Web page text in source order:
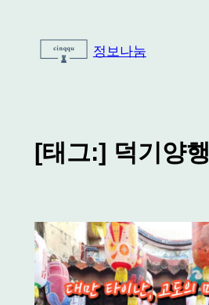
정보나눔
[태그:] 덕기양행